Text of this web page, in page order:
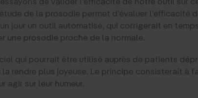
de la prosodie permet d’évaluer l’efficacité
jour un outil automatisé, qui corrigerait en
une prosodie proche de la normale.
qui pourrait être utilisé auprès de patients
rendre plus joyeuse. Le principe consisterait à
sur leur humeur.